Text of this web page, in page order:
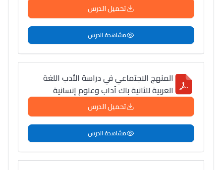
تحميل الدرس
مشاهدة الدرس
المنهج الاجتماعي في دراسة الأدب اللغة
العربية للثانية باك آداب وعلوم إنسانية
تحميل الدرس
مشاهدة الدرس